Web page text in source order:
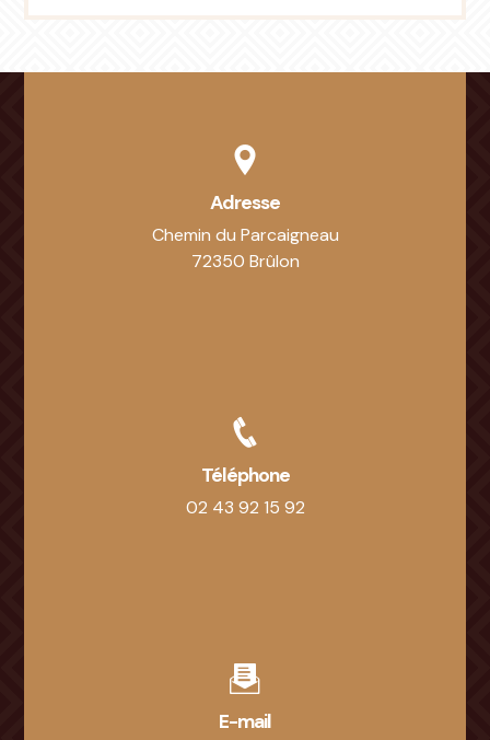
Adresse
Chemin du Parcaigneau
72350 Brûlon
Téléphone
02 43 92 15 92
E-mail